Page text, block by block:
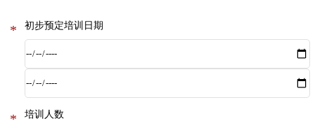
* 初步预定培训日期
* 培训人数